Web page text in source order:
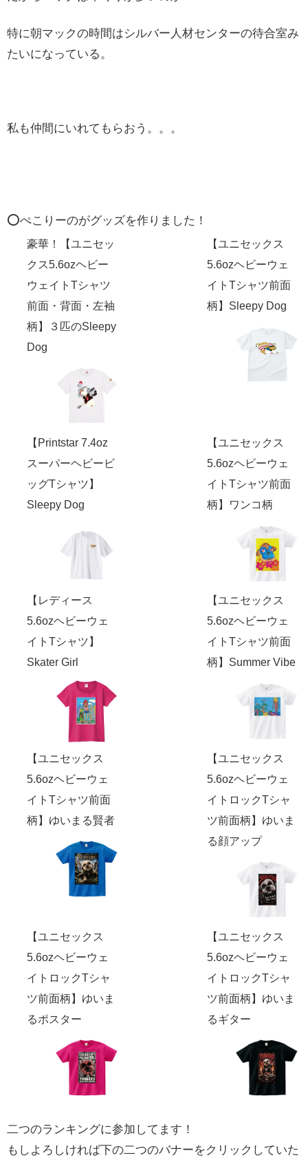
特に朝マックの時間はシルバー人材センターの待合室み
たいになっている。
私も仲間にいれてもらおう。。。
⭕️ぺこりーのがグッズを作りました！
豪華！【ユニセッ
クス5.6ozヘビー
ウェイトTシャツ
前面・背面・左袖
柄】３匹のSleepy
Dog
【ユニセックス
5.6ozヘビーウェ
イトTシャツ前面
柄】Sleepy Dog
【Printstar 7.4oz
スーパーヘビービ
ッグTシャツ】
Sleepy Dog
【ユニセックス
5.6ozヘビーウェ
イトTシャツ前面
柄】ワンコ柄
【レディース
5.6ozヘビーウェ
イトTシャツ】
Skater Girl
【ユニセックス
5.6ozヘビーウェ
イトTシャツ前面
柄】Summer Vibe
【ユニセックス
5.6ozヘビーウェ
イトTシャツ前面
柄】ゆいまる賢者
【ユニセックス
5.6ozヘビーウェ
イトロックTシャ
ツ前面柄】ゆいま
る顔アップ
【ユニセックス
5.6ozヘビーウェ
イトロックTシャ
ツ前面柄】ゆいま
るポスター
【ユニセックス
5.6ozヘビーウェ
イトロックTシャ
ツ前面柄】ゆいま
るギター
二つのランキングに参加してます！
もしよろしければ下の二つのバナーをクリックしていた